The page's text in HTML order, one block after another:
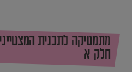
מתמטיקה לתכנית
חלק א